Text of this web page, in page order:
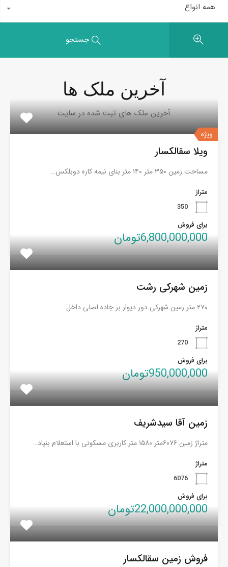
همه انواع
جستجو
آخرین ملک ها
آخرین ملک های ثبت شده در سایت
ویژه
ویلا سقالکسار
مساحت زمین ۳۵۰ متر ۱۴۰ متر بنای نیمه کاره دوبلکس…
متراژ
350
برای فروش
6,800,000,000تومان
زمین شهرکی رشت
۲۷۰ متر زمین شهرکی دور دیوار بر جاده اصلی داخل…
متراژ
270
برای فروش
950,000,000تومان
زمین آقا سیدشریف
متراژ زمین ۶۰۷۶متر ۱۵۸۰ متر کاربری مسکونی با استعلام بنیاد…
متراژ
6076
برای فروش
22,000,000,000تومان
فروش زمین سقالکسار